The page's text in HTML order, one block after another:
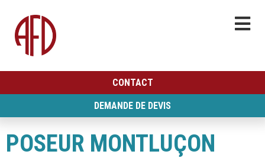
CONTACT
DEMANDE DE DEVIS
POSEUR MONTLUÇON